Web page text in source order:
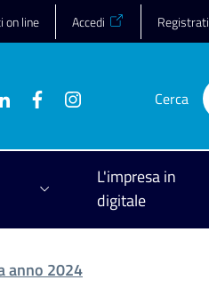
on line Accedi Registrati
Cerca
L'impresa in
digitale
anno 2024